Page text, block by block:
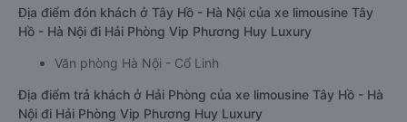
Địa điểm đón khách ở Tây Hồ - Hà Nội của xe limousine Tây
Hồ - Hà Nội đi Hải Phòng Vip Phương Huy Luxury
Văn phòng Hà Nội - Cổ Linh
Địa điểm trả khách ở Hải Phòng của xe limousine Tây Hồ - Hà
Nội đi Hải Phòng Vip Phương Huy Luxury